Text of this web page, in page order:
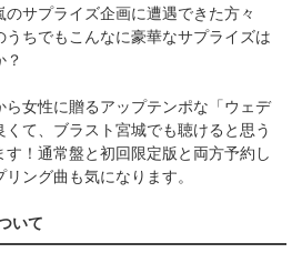
サプライズ企画に遭遇できた方々
ちでもこんなに豪華なサプライズは
？
ら女性に贈るアップテンポな「ウェデ
くて、ブラスト宮城でも聴けると思う
！通常盤と初回限定版と両方予約し
ング曲も気になります。
いて